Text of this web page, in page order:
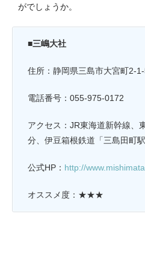
がでしょうか。
■三嶋大社
住所：静岡県三島市大宮町2-
電話番号：055-975-0172
アクセス：JR東海道新幹線、
分、伊豆箱根鉄道「三島田町
公式HP： http://
オススメ度：★★★